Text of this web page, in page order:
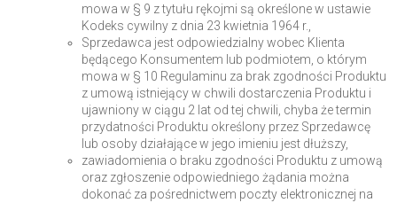
mowa w § 9 z tytułu rękojmi są określone w ustawie
Kodeks cywilny z dnia 23 kwietnia 1964 r.,
Sprzedawca jest odpowiedzialny wobec Klienta
będącego Konsumentem lub podmiotem, o którym
mowa w § 10 Regulaminu za brak zgodności Produktu
z umową istniejący w chwili dostarczenia Produktu i
ujawniony w ciągu 2 lat od tej chwili, chyba że termin
przydatności Produktu określony przez Sprzedawcę
lub osoby działające w jego imieniu jest dłuższy,
zawiadomienia o braku zgodności Produktu z umową
oraz zgłoszenie odpowiedniego żądania można
dokonać za pośrednictwem poczty elektronicznej na